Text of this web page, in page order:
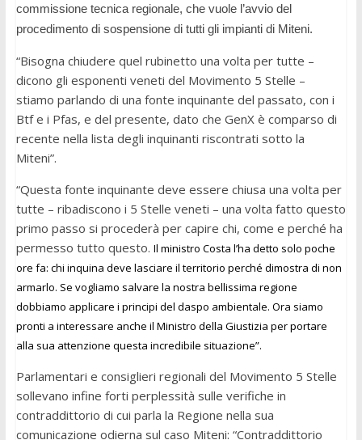
commissione tecnica regionale, che vuole l’avvio del
procedimento di sospensione di tutti gli impianti di Miteni.
“Bisogna chiudere quel rubinetto una volta per tutte –
dicono gli esponenti veneti del Movimento 5 Stelle –
stiamo parlando di una fonte inquinante del passato, con i
Btf e i Pfas, e del presente, dato che GenX è comparso di
recente nella lista degli inquinanti riscontrati sotto la
Miteni”.
“Questa fonte inquinante deve essere chiusa una volta per
tutte – ribadiscono i 5 Stelle veneti – una volta fatto questo
primo passo si procederà per capire chi, come e perché ha
permesso tutto questo. Il ministro Costa l’ha detto solo poche
ore fa: chi inquina deve lasciare il territorio perché dimostra di non
armarlo. Se vogliamo salvare la nostra bellissima regione
dobbiamo applicare i principi del daspo ambientale. Ora siamo
pronti a interessare anche il Ministro della Giustizia per portare
alla sua attenzione questa incredibile situazione”.
Parlamentari e consiglieri regionali del Movimento 5 Stelle
sollevano infine forti perplessità sulle verifiche in
contraddittorio di cui parla la Regione nella sua
comunicazione odierna sul caso Miteni: “Contraddittorio